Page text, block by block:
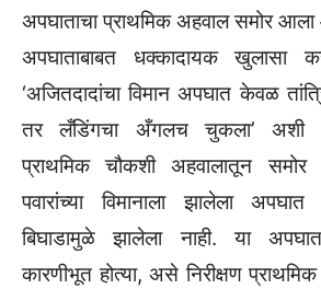
अपघाताचा प्राथमिक अहवाल समोर
अपघाताबाबत धक्कादायक खुलासा
‘अजितदादांचा विमान अपघात केवळ
तर लँडिंगचा अँगलच चुकला’ अशी
प्राथमिक चौकशी अहवालातून
पवारांच्या विमानाला झालेला
बिघाडामुळे झालेला नाही. या
कारणीभूत होत्या, असे निरीक्षण